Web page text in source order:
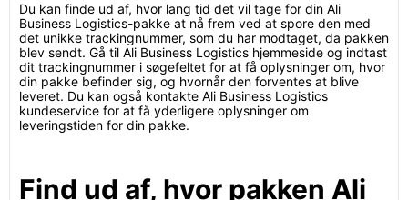
Du kan finde ud af, hvor lang tid det vil tage for din Ali
Business Logistics-pakke at nå frem ved at spore den med
det unikke trackingnummer, som du har modtaget, da pakken
blev sendt. Gå til Ali Business Logistics hjemmeside og indtast
dit trackingnummer i søgefeltet for at få oplysninger om, hvor
din pakke befinder sig, og hvornår den forventes at blive
leveret. Du kan også kontakte Ali Business Logistics
kundeservice for at få yderligere oplysninger om
leveringstiden for din pakke.
Find ud af, hvor pakken Ali